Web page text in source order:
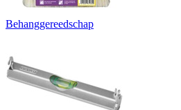
Behanggereedschap